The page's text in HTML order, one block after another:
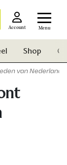
Account Menu
Shop
van Nederland